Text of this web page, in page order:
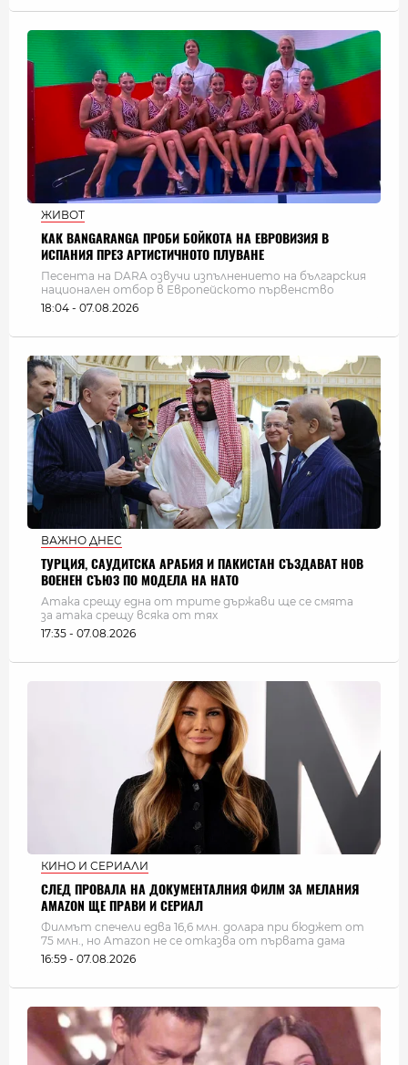
ЖИВОТ
КАК BANGARANGA ПРОБИ БОЙКОТА НА ЕВРОВИЗИЯ В
ИСПАНИЯ ПРЕЗ АРТИСТИЧНОТО ПЛУВАНЕ
Песента на DARA озвучи изпълнението на българския
национален отбор в Европейското първенство
18:04 - 07.08.2026
ВАЖНО ДНЕС
ТУРЦИЯ, САУДИТСКА АРАБИЯ И ПАКИСТАН СЪЗДАВАТ НОВ
ВОЕНЕН СЪЮЗ ПО МОДЕЛА НА НАТО
Атака срещу една от трите държави ще се смята
за атака срещу всяка от тях
17:35 - 07.08.2026
КИНО И СЕРИАЛИ
СЛЕД ПРОВАЛА НА ДОКУМЕНТАЛНИЯ ФИЛМ ЗА МЕЛАНИЯ
AMAZON ЩЕ ПРАВИ И СЕРИАЛ
Филмът спечели едва 16,6 млн. долара при бюджет от
75 млн., но Amazon не се отказва от първата дама
16:59 - 07.08.2026